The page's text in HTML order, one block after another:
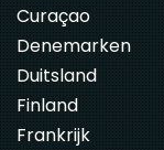
Curaçao
Denemarken
Duitsland
Finland
Frankrijk